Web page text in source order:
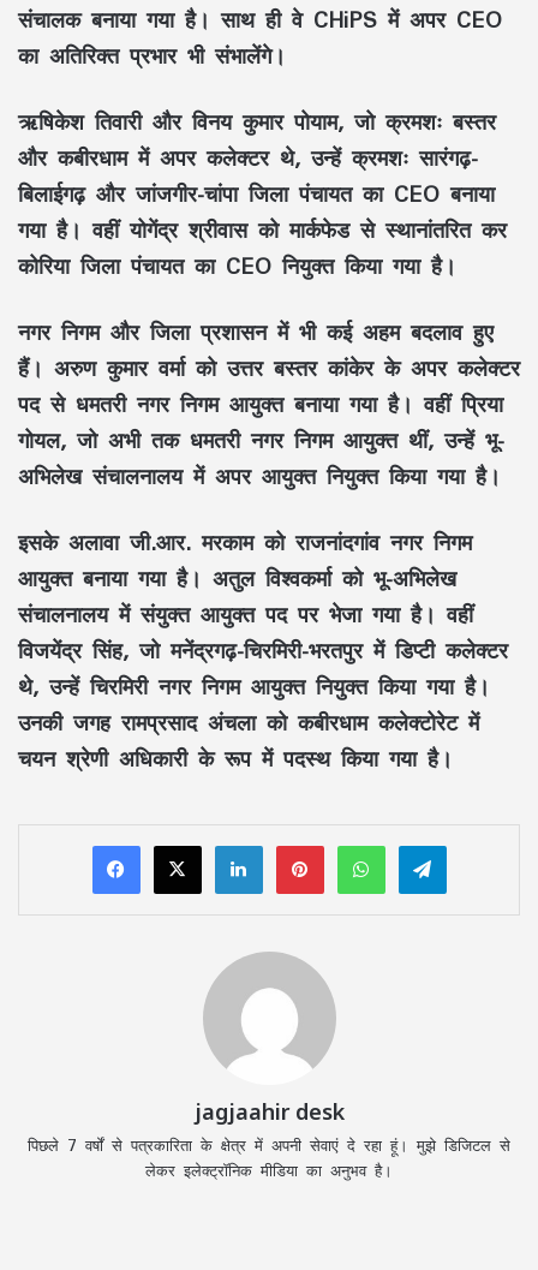
संचालकबनाया गया है। साथ ही वे CHiPS मेंअपर CEO
का अतिरिक्त प्रभार भी संभालेंगे।
ऋषिकेश तिवारीऔरविनय कुमार पोयाम, जो क्रमशःबस्तर
औरकबीरधाममेंअपर कलेक्टरथे, उन्हें क्रमशःसारंगढ़-
बिलाईगढ़औरजांजगीर-चांपा जिला पंचायतका CEO बनाया
गया है। वहींयोगेंद्र श्रीवासकोमार्कफेडसे स्थानांतरित कर
कोरिया जिला पंचायतका CEO नियुक्त किया गया है।
नगर निगम और जिला प्रशासन में भी कई अहम बदलाव हुए
हैं। अरुण कुमार वर्माकोउत्तर बस्तर कांकेरकेअपर कलेक्टर
पद से धमतरी नगर निगम आयुक्तबनाया गया है। वहींप्रिया
गोयल, जो अभी तकधमतरी नगर निगम आयुक्तथीं, उन्हें भू-
अभिलेख संचालनालयमेंअपर आयुक्तनियुक्त किया गया है।
इसके अलावाजी.आर. मरकामकोराजनांदगांव नगर निगम
आयुक्तबनाया गया है। अतुल विश्वकर्माको भू-अभिलेख
संचालनालयमेंसंयुक्त आयुक्तपद पर भेजा गया है। वहीं
विजयेंद्र सिंह, जोमनेंद्रगढ़-चिरमिरी-भरतपुरमेंडिप्टी कलेक्टर
थे, उन्हेंचिरमिरी नगर निगम आयुक्तनियुक्त किया गया है।
उनकी जगहरामप्रसाद अंचलाकोकबीरधाम कलेक्टोरेटमें
चयन श्रेणी अधिकारीके रूप में पदस्थ किया गया है।
LinkedInPinterestWhatsAppTelegram
jagjaahir desk
पिछले 7 वर्षों से पत्रकारिता के क्षेत्र में अपनी सेवाएं दे रहा हूं। मुझे डिजिटल से
लेकर इलेक्ट्रॉनिक मीडिया का अनुभव है।